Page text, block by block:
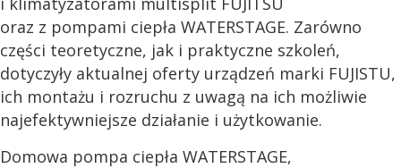
oraz z pompami ciepła WATERSTAGE. Zarówno
części teoretyczne, jak i praktyczne szkoleń,
dotyczyły aktualnej oferty urządzeń marki FUJISTU,
ich montażu i rozruchu z uwagą na ich możliwie
najefektywniejsze działanie i użytkowanie.
Domowa pompa ciepła WATERSTAGE,